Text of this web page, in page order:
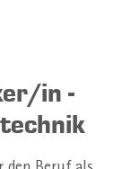
in -